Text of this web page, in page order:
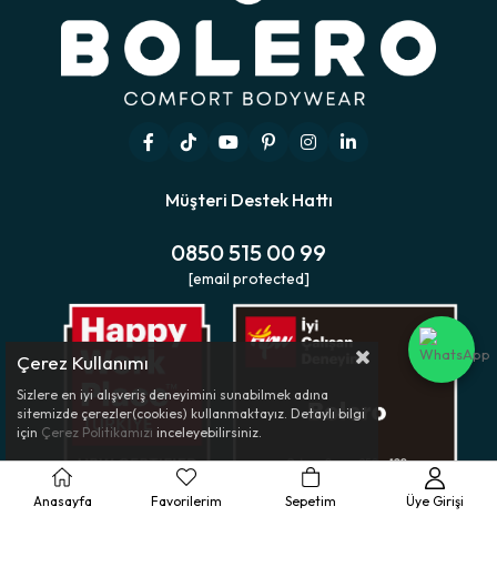
Müşteri Destek Hattı
0850 515 00 99
[email protected]
Çerez Kullanımı
Sizlere en iyi alışveriş deneyimini sunabilmek adına
sitemizde çerezler(cookies) kullanmaktayız. Detaylı bilgi
için Çerez Politikamızı inceleyebilirsiniz.
Anasayfa Favorilerim Sepetim Üye Girişi